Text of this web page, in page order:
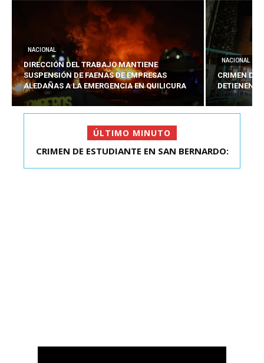
NACIONAL
DIRECCIÓN DEL TRABAJO MANTIENE
SUSPENSIÓN DE FAENAS DE EMPRESAS
ALEDAÑAS A LA EMERGENCIA EN QUILICURA
NACIONAL
CRIMEN DE
DETIENEN
ÚLTIMO MINUTO
FIESTA EN EL MONUMENTAL: LA